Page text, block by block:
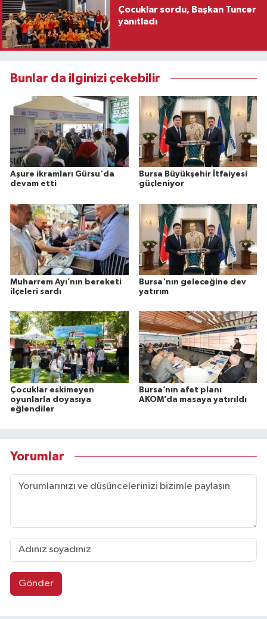
Çocuklar sordu, Başkan Tuncer
yanıtladı
Bunlar da ilginizi çekebilir
Aşure ikramları Gürsu'da
devam etti
Bursa Büyükşehir İtfaiyesi
güçleniyor
Muharrem Ayı’nın bereketi
ilçeleri sardı
Bursa'nın geleceğine dev
yatırım
Çocuklar eskimeyen
oyunlarla doyasıya
eğlendiler
Bursa’nın afet planı
AKOM’da masaya yatırıldı
Yorumlar
Gönder